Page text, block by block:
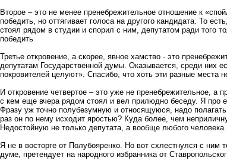
Второе – это не менее пренебрежительное отношение к
победить, но оттягивает голоса на другого кандидата. То
стоял рядом в студии и спорил с ним, депутатом ради того
победить
Третье откровение, а скорее, явное хамство - это
депутатам Государственной думы. Оказывается, среди них
покровителей целуют». Спасибо, что хоть эти разные места
И откровение четвертое – это уже не пренебрежительное, а
с кем еще вчера рядом стоял и вел прилюдно беседу. Я про
Фразу уж точно полубезумную и относящуюся, надо
раз он по нему исходит яростью? Куда более, чем
Недостойную не только депутата, а вообще любого человека.
Я не в восторге от Полубояренко. Но вот схлестнулся с ним
думе, претендует на народного избранника от